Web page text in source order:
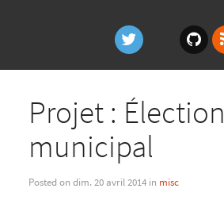
Projet : Élection
municipal
Posted on dim. 20 avril 2014 in misc